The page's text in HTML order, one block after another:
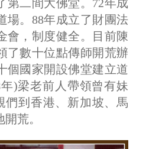
第二間大佛堂。72年成
場。88年成立了財團法
會，制度健全。目前陳
了數十位點傳師開荒辦
個國家開設佛堂建立道
)梁老前人帶領曾有妹
們到香港、新加坡、馬
荒。